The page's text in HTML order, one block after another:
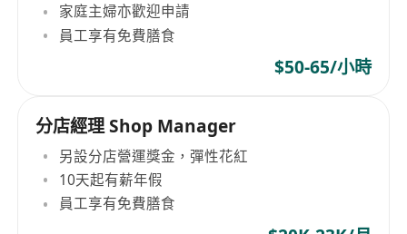
家庭主婦亦歡迎申請
員工享有免費膳食
$50-65/小時
分店經理 Shop Manager
另設分店營運獎金，彈性花紅
10天起有薪年假
員工享有免費膳食